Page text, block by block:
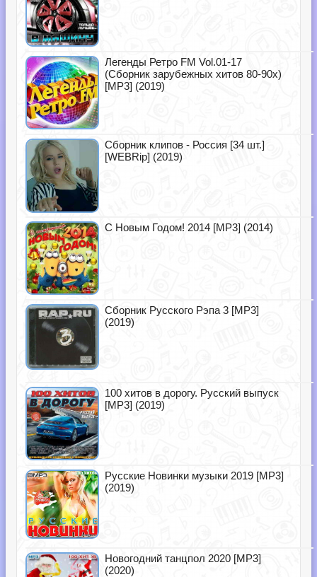
Легенды Ретро FM Vol.01-17
(Сборник зарубежных хитов 80-90х)
[MP3] (2019)
Сборник клипов - Россия [34 шт.]
[WEBRip] (2019)
С Новым Годом! 2014 [MP3] (2014)
Сборник Русского Рэпа 3 [MP3]
(2019)
100 хитов в дорогу. Русский выпуск
[MP3] (2019)
Русские Новинки музыки 2019 [MP3]
(2019)
Новогодний танцпол 2020 [MP3]
(2020)